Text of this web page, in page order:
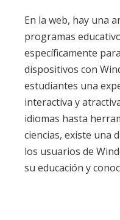
En la web, hay una
programas
específicamente
dispositivos con
estudiantes una
interactiva y
idiomas hasta
ciencias, existe una
los usuarios de
su educación y